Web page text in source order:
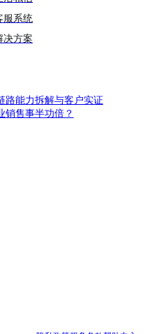
服系统
决方案
路能力拆解与客户实证
销售事半功倍？